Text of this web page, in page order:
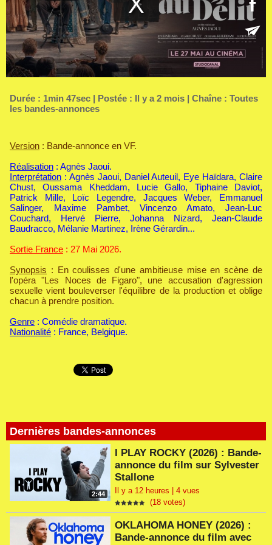
Dernières bandes-annonces
2:44
I PLAY ROCKY (2026) : Bande-
annonce du film sur Sylvester
Stallone
Il y a 12 heures | 4 vues
(18 votes)
OKLAHOMA HONEY (2026) :
Bande-annonce du film avec
Durée : 1min 47sec | Postée : Il y a 2 mois | Chaîne : Toutes
les bandes-annonces
Version : Bande-annonce en VF.
Réalisation : Agnès Jaoui.
Interprétation : Agnès Jaoui, Daniel Auteuil, Eye Haïdara, Claire
Chust, Oussama Kheddam, Lucie Gallo, Tiphaine Daviot,
Patrick Mille, Loïc Legendre, Jacques Weber, Emmanuel
Salinger, Maxime Pambet, Vincenzo Amato, Jean-Luc
Couchard, Hervé Pierre, Johanna Nizard, Jean-Claude
Baudracco, Mélanie Martinez, Irène Gérardin...
Sortie France : 27 Mai 2026.
Synopsis : En coulisses d'une ambitieuse mise en scène de
l'opéra "Les Noces de Figaro", une accusation d'agression
sexuelle vient bouleverser l'équilibre de la production et oblige
chacun à prendre position.
Genre : Comédie dramatique.
Nationalité : France, Belgique.